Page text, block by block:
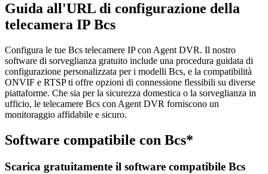
Guida all'URL di configurazione della
telecamera IP Bcs
Configura le tue Bcs telecamere IP con Agent DVR. Il nostro
software di sorveglianza gratuito include una procedura guidata di
configurazione personalizzata per i modelli Bcs, e la compatibilità
ONVIF e RTSP ti offre opzioni di connessione flessibili su diverse
piattaforme. Che sia per la sicurezza domestica o la sorveglianza in
ufficio, le telecamere Bcs con Agent DVR forniscono un
monitoraggio affidabile e sicuro.
Software compatibile con Bcs*
Scarica gratuitamente il software compatibile Bcs